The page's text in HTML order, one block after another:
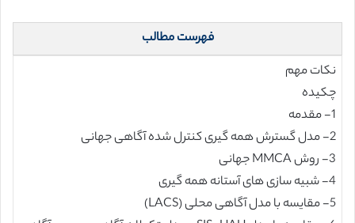
فهرست مطالب
نکات مهم
چکیده
1- مقدمه
2- مدل گسترش همه گیری کنترل شده آگاهی جهانی
3- روش MMCA جهانی
4- شبیه سازی های آستانه همه گیری
5- مقایسه با مدل آگاهی محلی (LACS)